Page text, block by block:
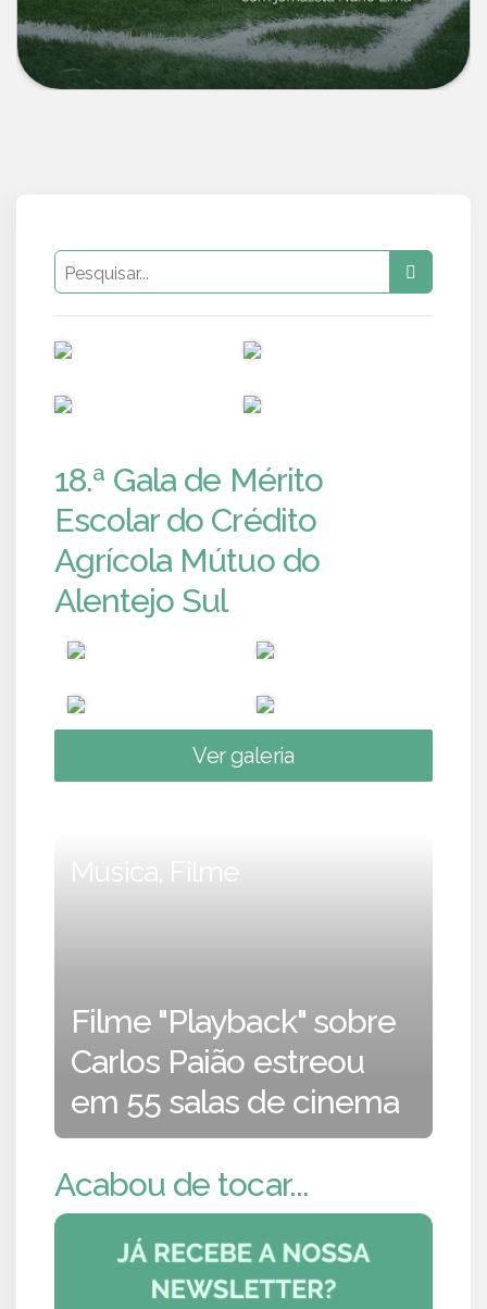
18.ª Gala de Mérito
Escolar do Crédito
Agrícola Mútuo do
Alentejo Sul
Ver galeria
Música, Filme
Filme "Playback" sobre
Carlos Paião estreou
em 55 salas de cinema
Acabou de tocar...